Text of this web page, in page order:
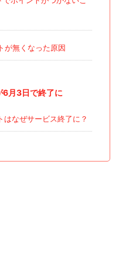
が無くなった原因
6月3日で終了に
はなぜサービス終了に？